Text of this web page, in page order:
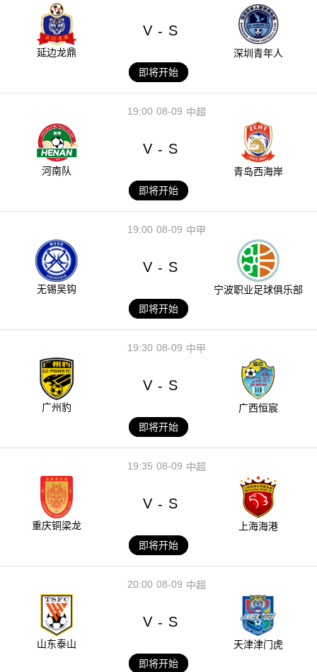
延边龙鼎
V - S
深圳青年人
即将开始
08-09
19:00 中超
河南队
V - S
青岛西海岸
即将开始
08-09
19:00 中甲
无锡吴钩
V - S
宁波职业足球俱乐部
即将开始
08-09
19:30 中甲
广州豹
V - S
广西恒宸
即将开始
08-09
19:35 中超
重庆铜梁龙
V - S
上海海港
即将开始
08-09
20:00 中超
山东泰山
V - S
天津津门虎
即将开始